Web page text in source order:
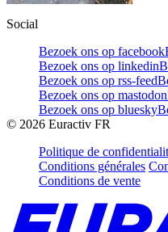
Social
Bezoek ons op facebook
Bezoek ons op linkedin
Bezoek ons op rss-feed
Bezoek ons op mastodon
Bezoek ons op bluesky
© 2026 Euractiv FR
Politique de
Conditions générales
Conditions de vente